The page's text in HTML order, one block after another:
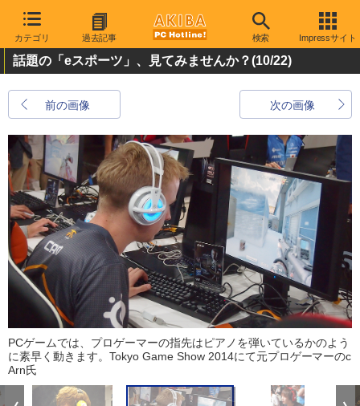
カテゴリ 過去記事 検索 Impressサイト
話題の「eスポーツ」、見てみませんか？(10/22)
前の画像 次の画像
PCゲームでは、プロゲーマーの指先はピアノを弾いているかのよう
に素早く動きます。Tokyo Game Show 2014にて元プロゲーマーのc
Arn氏